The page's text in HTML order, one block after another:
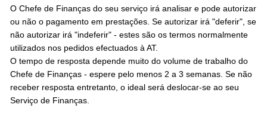
O Chefe de Finanças do seu serviço irá analisar e pode autorizar
ou não o pagamento em prestações. Se autorizar irá "deferir", se
não autorizar irá "indeferir" - estes são os termos normalmente
utilizados nos pedidos efectuados à AT.
O tempo de resposta depende muito do volume de trabalho do
Chefe de Finanças - espere pelo menos 2 a 3 semanas. Se não
receber resposta entretanto, o ideal será deslocar-se ao seu
Serviço de Finanças.